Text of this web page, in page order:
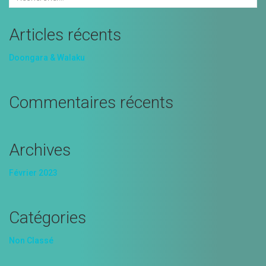
Articles récents
Doongara & Walaku
Commentaires récents
Archives
Février 2023
Catégories
Non Classé